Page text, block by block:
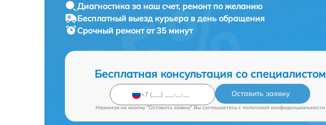
Диагностика за наш счет, ремонт по желанию
Бесплатный выезд курьера в день обращения
Срочный ремонтот 35 минут
Бесплатная консультация со специалистом
Оставить заявку
Нажимая на кнопку "Оставить заявку" Вы соглашаетесь c политикой конфиденциальности